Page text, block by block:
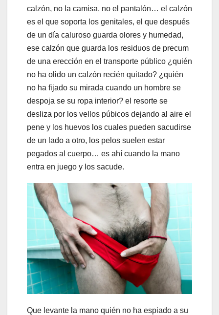
calzón, no la camisa, no el pantalón… el calzón
es el que soporta los genitales, el que después
de un día caluroso guarda olores y humedad,
ese calzón que guarda los residuos de precum
de una erección en el transporte público ¿quién
no ha olido un calzón recién quitado? ¿quién
no ha fijado su mirada cuando un hombre se
despoja se su ropa interior? el resorte se
desliza por los vellos púbicos dejando al aire el
pene y los huevos los cuales pueden sacudirse
de un lado a otro, los pelos suelen estar
pegados al cuerpo… es ahí cuando la mano
entra en juego y los sacude.
Que levante la mano quién no ha espiado a su